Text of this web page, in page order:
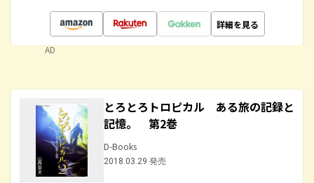
詳細を見る
AD
とろとろトロピカル ある旅の記録と
記憶。 第2巻
D-Books
2018.03.29 発売